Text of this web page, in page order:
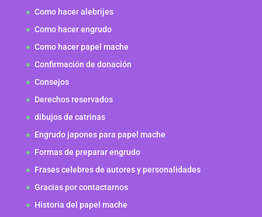
Como hacer alebrijes
Como hacer engrudo
Como hacer papel mache
Confirmación de donación
Consejos
Derechos reservados
dibujos de catrinas
Engrudo japones para papel mache
Formas de preparar engrudo
Frases celebres de autores y personalidades
Gracias por contactarnos
Historia del papel mache